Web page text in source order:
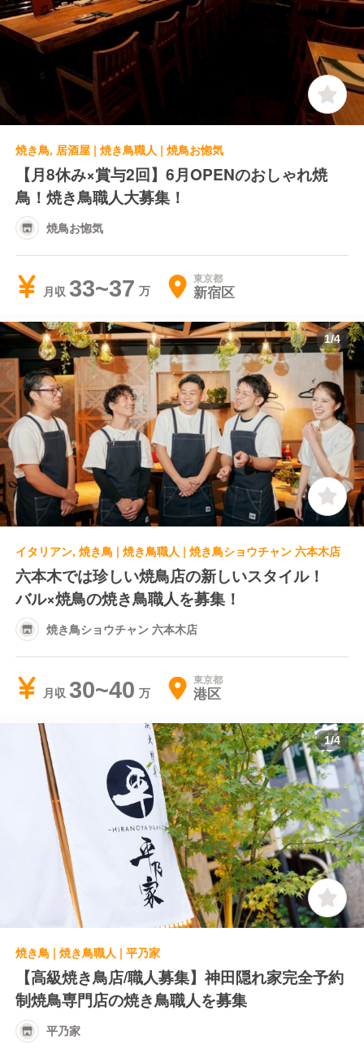
焼き鳥, 居酒屋 | 焼き鳥職人 | 焼鳥お惚気
【月8休み×賞与2回】6月OPENのおしゃれ焼
鳥！焼き鳥職人大募集！
焼鳥お惚気
月収 33~37 東京都
新宿区
1/4
イタリアン, 焼き鳥 | 焼き鳥職人 | 焼き鳥ショウチャン 六本木店
六本木では珍しい焼鳥店の新しいスタイル！
バル×焼鳥の焼き鳥職人を募集！
焼き鳥ショウチャン 六本木店
月収 30~40 東京都
港区
1/4
焼き鳥 | 焼き鳥職人 | 平乃家
【高級焼き鳥店/職人募集】神田隠れ家完全予約
制焼鳥専門店の焼き鳥職人を募集
平乃家